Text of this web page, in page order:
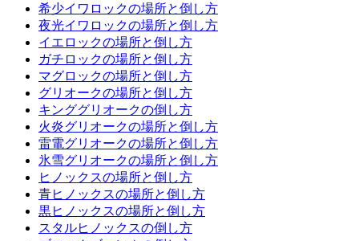
希少イワロックの場所と倒し方
夜光イワロックの場所と倒し方
イエロックの場所と倒し方
ガチロックの場所と倒し方
マグロックの場所と倒し方
グリオークの場所と倒し方
キンググリオークの倒し方
火炎グリオークの場所と倒し方
雷電グリオークの場所と倒し方
氷雪グリオークの場所と倒し方
ヒノックスの場所と倒し方
青ヒノックスの場所と倒し方
黒ヒノックスの場所と倒し方
スタルヒノックスの倒し方